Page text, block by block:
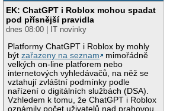
EK: ChatGPT i Roblox mohou spadat
pod přísnější pravidla
dnes 08:00 | IT novinky
Platformy ChatGPT i Roblox by mohly
býtzařazeny na seznam
mimořádně
velkých on-line platforem nebo
internetových vyhledávačů, na něž se
vztahují zvláštní podmínky podle
nařízení o digitálních službách (DSA).
Vzhledem k tomu, že ChatGPT i Roblox
oznámily počet uživatelů nad prahovou